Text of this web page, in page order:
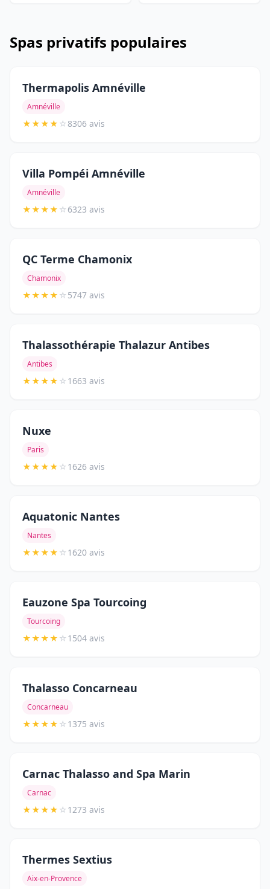
Spas privatifs populaires
Thermapolis Amnéville
Amnéville
★★★★ ☆8306 avis
Villa Pompéi Amnéville
Amnéville
★★★★ ☆6323 avis
QC Terme Chamonix
Chamonix
★★★★ ☆5747 avis
Thalassothérapie Thalazur Antibes
Antibes
★★★★ ☆1663 avis
Nuxe
Paris
★★★★ ☆1626 avis
Aquatonic Nantes
Nantes
★★★★ ☆1620 avis
Eauzone Spa Tourcoing
Tourcoing
★★★★ ☆1504 avis
Thalasso Concarneau
Concarneau
★★★★ ☆1375 avis
Carnac Thalasso and Spa Marin
Carnac
★★★★ ☆1273 avis
Thermes Sextius
Aix-en-Provence